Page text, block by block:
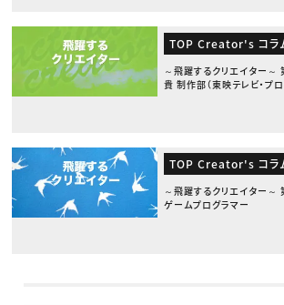
TOP Creator's コラ
～飛躍するクリエイター
貴 制作部（東映テレビ・プロ
TOP Creator's コラ
～飛躍するクリエイター
ゲームプログラマー